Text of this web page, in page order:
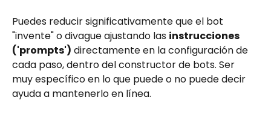
Puedes reducir significativamente que el bot
"invente" o divague ajustando las instrucciones
('prompts') directamente en la configuración de
cada paso, dentro del constructor de bots. Ser
muy específico en lo que puede o no puede decir
ayuda a mantenerlo en línea.